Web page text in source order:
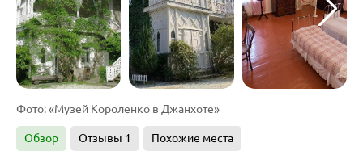
Фото: «Музей Короленко в Джанхоте»
Обзор Отзывы 1 Похожие места